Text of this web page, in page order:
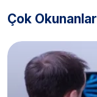
Çok Okunanlar